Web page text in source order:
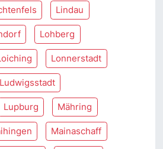
Lindau
Lohberg
Lonnerstadt
Ludwigsstadt
Lupburg Mähring
Mainaschaff